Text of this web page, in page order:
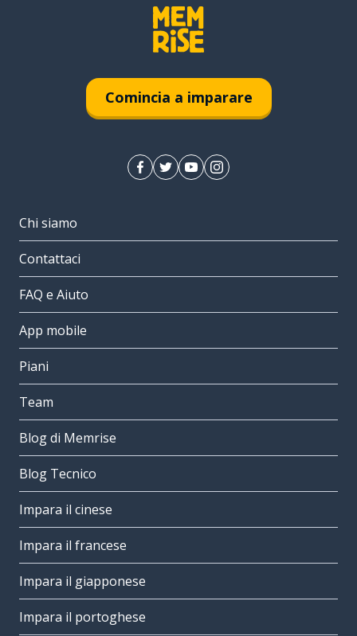
Comincia a imparare
Chi siamo
Contattaci
FAQ e Aiuto
App mobile
Piani
Team
Blog di Memrise
Blog Tecnico
Impara il cinese
Impara il francese
Impara il giapponese
Impara il portoghese